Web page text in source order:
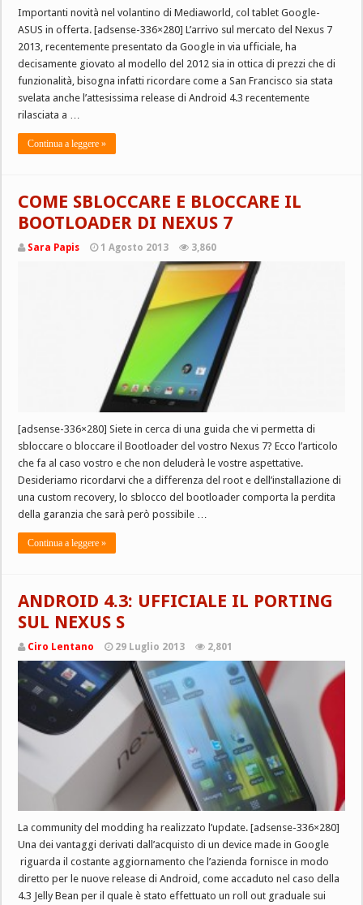
Importanti novità nel volantino di Mediaworld, col tablet Google-
ASUS in offerta. [adsense-336×280] L’arrivo sul mercato del Nexus 7
2013, recentemente presentato da Google in via ufficiale, ha
decisamente giovato al modello del 2012 sia in ottica di prezzi che di
funzionalità, bisogna infatti ricordare come a San Francisco sia stata
svelata anche l’attesissima release di Android 4.3 recentemente
rilasciata a …
Continua a leggere »
COME SBLOCCARE E BLOCCARE IL
BOOTLOADER DI NEXUS 7
Sara Papis 1 Agosto 2013 3,860
[adsense-336×280] Siete in cerca di una guida che vi permetta di
sbloccare o bloccare il Bootloader del vostro Nexus 7? Ecco l’articolo
che fa al caso vostro e che non deluderà le vostre aspettative.
Desideriamo ricordarvi che a differenza del root e dell’installazione di
una custom recovery, lo sblocco del bootloader comporta la perdita
della garanzia che sarà però possibile …
Continua a leggere »
ANDROID 4.3: UFFICIALE IL PORTING
SUL NEXUS S
Ciro Lentano 29 Luglio 2013 2,801
La community del modding ha realizzato l’update. [adsense-336×280]
Una dei vantaggi derivati dall’acquisto di un device made in Google
riguarda il costante aggiornamento che l’azienda fornisce in modo
diretto per le nuove release di Android, come accaduto nel caso della
4.3 Jelly Bean per il quale è stato effettuato un roll out graduale sui